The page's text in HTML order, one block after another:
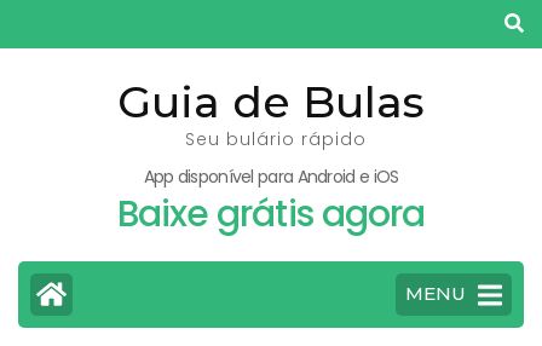
para
Guia de Bulas
Seu bulário rápido
App disponível para Android e iOS
Baixe grátis agora
MENU